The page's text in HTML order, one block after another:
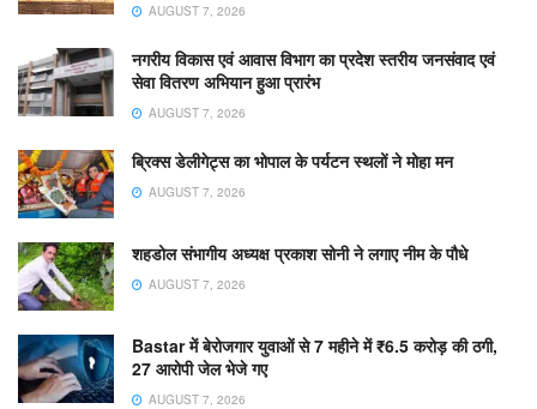
AUGUST 7, 2026
नगरीय विकास एवं आवास विभाग का प्रदेश स्तरीय जनसंवाद एवं
सेवा वितरण अभियान हुआ प्रारंभ
AUGUST 7, 2026
ब्रिक्स डेलीगेट्स का भोपाल के पर्यटन स्थलों ने मोहा मन
AUGUST 7, 2026
शहडोल संभागीय अध्यक्ष प्रकाश सोनी ने लगाए नीम के पौधे
AUGUST 7, 2026
Bastar में बेरोजगार युवाओं से 7 महीने में ₹6.5 करोड़ की ठगी,
27 आरोपी जेल भेजे गए
AUGUST 7, 2026